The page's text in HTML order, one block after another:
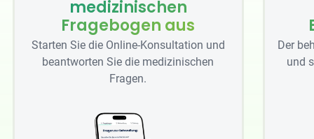
medizinischen
Fragebogen aus
Starten Sie die Online-Konsultation und
beantworten Sie die medizinischen
Fragen.
Der
und